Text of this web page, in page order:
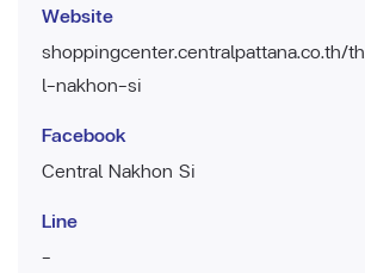
Website
shoppingcenter.centralpattana.co.th/
l-nakhon-si
Facebook
Central Nakhon Si
Line
-